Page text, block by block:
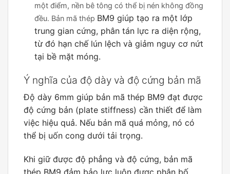
một điểm, nền bê tông có thể bị nén không đồng
đều. Bản mã thép BM9 giúp tạo ra một lớp
trung gian cứng, phân tán lực ra diện rộng,
từ đó hạn chế lún lệch và giảm nguy cơ nứt
tại bề mặt móng.
Ý nghĩa của độ dày và độ cứng bản mã
Độ dày 6mm giúp bản mã thép BM9 đạt được
độ cứng bản (plate stiffness) cần thiết để làm
việc hiệu quả. Nếu bản mã quá mỏng, nó có
thể bị uốn cong dưới tải trọng.
Khi giữ được độ phẳng và độ cứng, bản mã